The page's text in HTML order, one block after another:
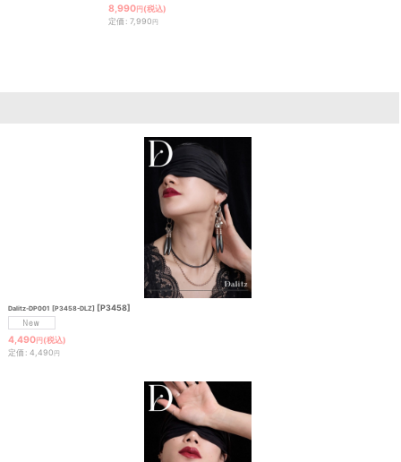
8,990円(税込)
定価 : 7,990円
Dalitz-DP001 [P3458-DLZ] [P3458]
4,490円 (税込)
定価 : 4,490円